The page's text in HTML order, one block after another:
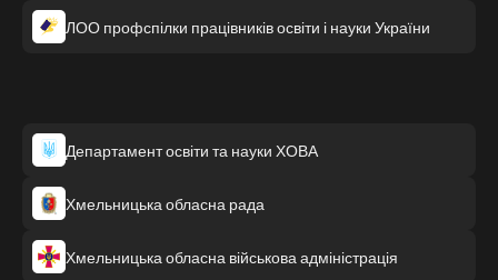
ЛОО профспілки працівників освіти і науки України
Департамент освіти та науки ХОВА
Хмельницька обласна рада
Хмельницька обласна військова адміністрація